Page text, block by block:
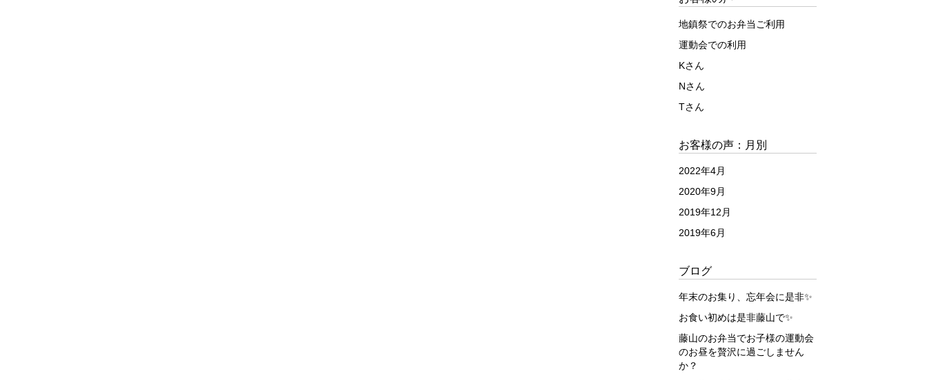
地鎮祭でのお弁当ご利用
運動会での利用
Kさん
Nさん
Tさん
お客様の声：月別
2022年4月
2020年9月
2019年12月
2019年6月
ブログ
年末のお集り、忘年会に是非✨
お食い初めは是非藤山で✨
藤山のお弁当でお子様の運動会
のお昼を贅沢に過ごしません
か？